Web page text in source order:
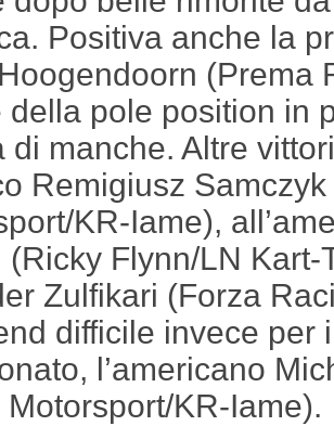
Positiva anche la
(Prema
della pole position in
di manche. Altre
Remigiusz
KR-Iame),
(Ricky Flynn/LN Kart-
Zulfikari (Forza
difficile invece per
l’americano
Motorsport/KR-Iame).